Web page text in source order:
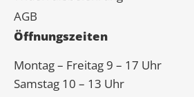
AGB
Öffnungszeiten
Montag – Freitag 9 – 17 Uhr
Samstag 10 – 13 Uhr